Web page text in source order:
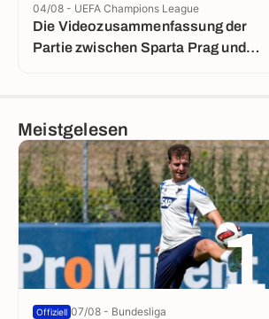
Die Videozusammenfassung der
Partie zwischen Sparta Prag und
04/08 - UEFA Champions League
Meistgelesen
1
Offiziell 07/08 - Bundesliga